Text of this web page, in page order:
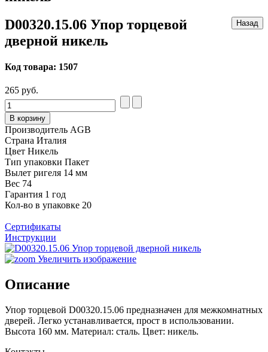
D00320.15.06 Упор торцевой
дверной никель
Код товара: 1507
265 руб.
В корзину
Производитель AGB
Страна Италия
Цвет Никель
Тип упаковки Пакет
Вылет ригеля 14 мм
Вес 74
Гарантия 1 год
Кол-во в упаковке 20
Сертификаты
Инструкции
Увеличить изображение
Описание
Упор торцевой D00320.15.06 предназначен для межкомнатных
дверей. Легко устанавливается, прост в использовании.
Высота 160 мм. Материал: сталь. Цвет: никель.